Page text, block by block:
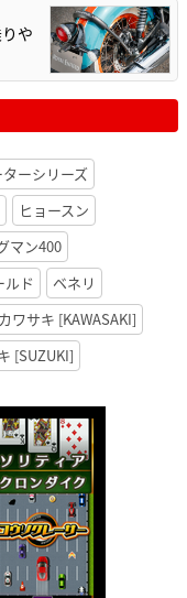
や
ーシリーズ
ヒョースン
マン400
ルド
ベネリ
カワサキ [KAWASAKI]
[SUZUKI]